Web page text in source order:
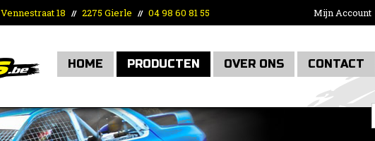
Vennestraat 18 // 2275 Gierle // 04 98 60 81 55 Mijn Account
HOME PRODUCTEN OVER ONS CONTACT